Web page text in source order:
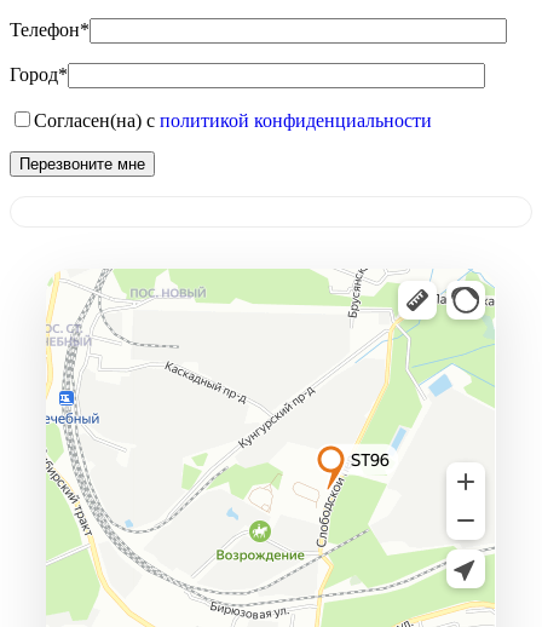
Телефон*
Город*
Согласен(на) с политикой конфиденциальности